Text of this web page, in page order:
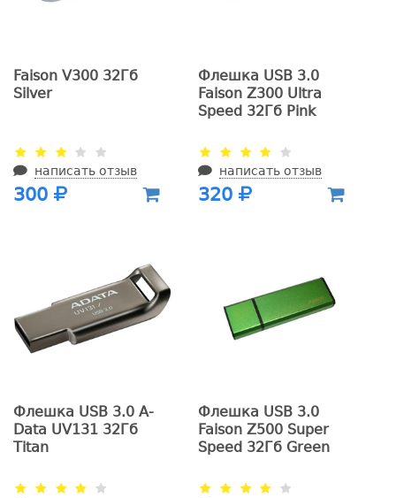
Faison V300 32Гб
Silver
написать отзыв
300
Флешка USB 3.0
Faison Z300 Ultra
Speed 32Гб Pink
написать отзыв
320
Флешка USB 3.0 A-
Data UV131 32Гб
Titan
Флешка USB 3.0
Faison Z500 Super
Speed 32Гб Green